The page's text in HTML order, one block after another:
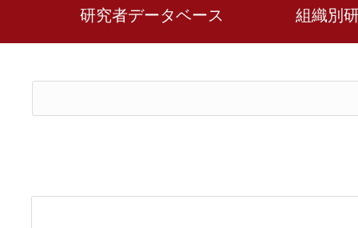
研究者データベース 組織別